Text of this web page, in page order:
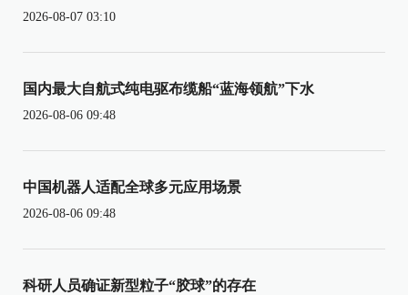
2026-08-07 03:10
国内最大自航式纯电驱布缆船“蓝海领航”下水
2026-08-06 09:48
中国机器人适配全球多元应用场景
2026-08-06 09:48
科研人员确证新型粒子“胶球”的存在